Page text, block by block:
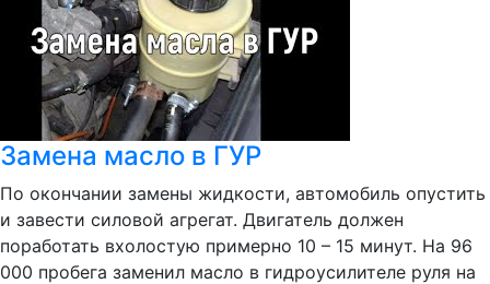
Замена масло в ГУР
По окончании замены жидкости, автомобиль опустить
и завести силовой агрегат. Двигатель должен
поработать вхолостую примерно 10 – 15 минут. На 96
000 пробега заменил масло в гидроусилителе руля на